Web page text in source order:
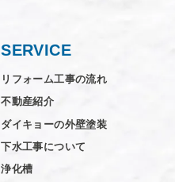
SERVICE
リフォーム工事の流れ
不動産紹介
ダイキョーの外壁塗装
下水工事について
浄化槽